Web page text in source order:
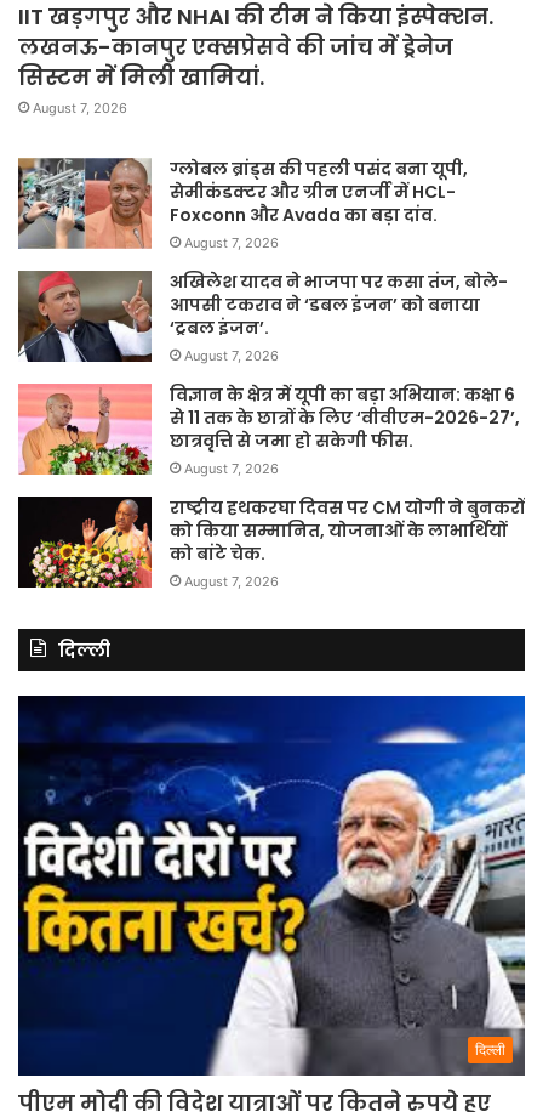
IIT खड़गपुर और NHAI की टीम ने किया इंस्पेक्शन.
लखनऊ-कानपुर एक्सप्रेसवे की जांच में ड्रेनेज
सिस्टम में मिली खामियां.
August 7, 2026
ग्लोबल ब्रांड्स की पहली पसंद बना यूपी,
सेमीकंडक्टर और ग्रीन एनर्जी में HCL-
Foxconn और Avada का बड़ा दांव.
August 7, 2026
अखिलेश यादव ने भाजपा पर कसा तंज, बोले-
आपसी टकराव ने ‘डबल इंजन’ को बनाया
‘ट्रबल इंजन’.
August 7, 2026
विज्ञान के क्षेत्र में यूपी का बड़ा अभियान: कक्षा 6
से 11 तक के छात्रों के लिए ‘वीवीएम-2026-27’,
छात्रवृत्ति से जमा हो सकेगी फीस.
August 7, 2026
राष्ट्रीय हथकरघा दिवस पर CM योगी ने बुनकरों
को किया सम्मानित, योजनाओं के लाभार्थियों
को बांटे चेक.
August 7, 2026
दिल्ली
दिल्ली
पीएम मोदी की विदेश यात्राओं पर कितने रुपये हुए